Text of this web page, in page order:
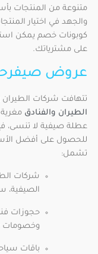
متنوعة من المنتجات
والجهد في اختيار
كوبونات خصم يمكن
على مشترياتك.
عروض
تتهافت شركات الطيران
الطيران والفنادق
عطلة صيفية لا تنسى،
للحصول على أفضل
تشمل:
شركات
الصيفية،
حجوزات
وخصومات
باقات